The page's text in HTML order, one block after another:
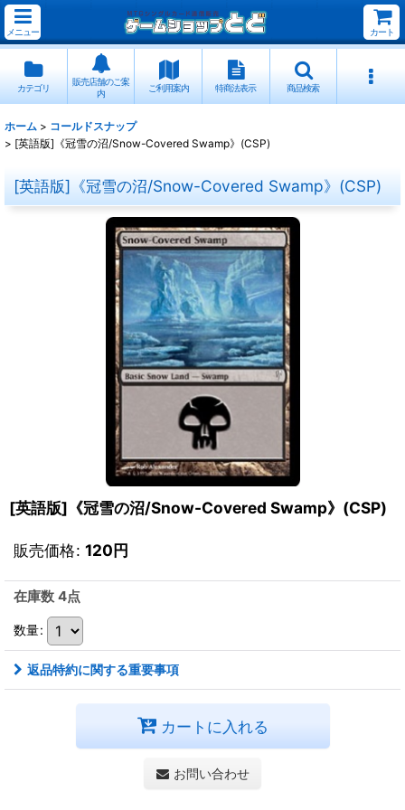
メニュー カート
カテゴリ
販売店舗のご案
内
ご利用案内 特商法表示 商品検索
ホーム > コールドスナップ
> [英語版]《冠雪の沼/Snow-Covered Swamp》(CSP)
[英語版]《冠雪の沼/Snow-Covered Swamp》(CSP)
[英語版]《冠雪の沼/Snow-Covered Swamp》(CSP)
販売価格: 120円
在庫数 4点
数量:
返品特約に関する重要事項
カートに入れる
お問い合わせ